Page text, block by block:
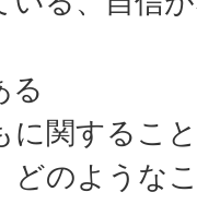
る
に関するこ
どのような